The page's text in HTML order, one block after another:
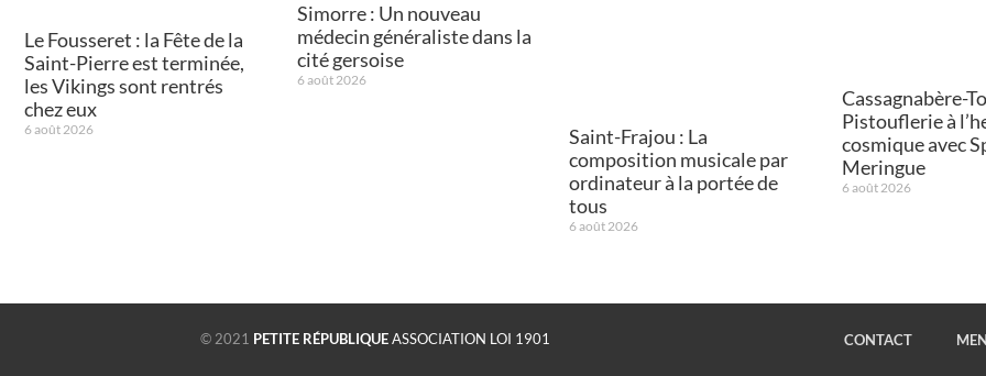
Le Fousseret : la Fête de la
Saint-Pierre est terminée,
les Vikings sont rentrés
chez eux
6 août 2026
Simorre : Un nouveau
médecin généraliste dans la
cité gersoise
6 août 2026
Saint-Frajou : La
composition musicale par
ordinateur à la portée de
tous
6 août 2026
Cassagnabère-
Pistouflerie à
cosmique avec
Meringue
6 août 2026
© 2021 PETITE RÉPUBLIQUEASSOCIATION LOI 1901 CONTACT